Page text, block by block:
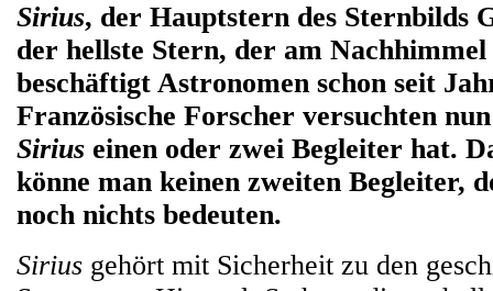
Sirius, der Hauptstern des Sternbilds
der hellste Stern, der am
beschäftigt Astronomen schon seit
Französische Forscher versuchten
Sirius einen oder zwei Begleiter hat.
könne man keinen zweiten Begleiter,
noch nichts bedeuten.
Sirius gehört mit Sicherheit zu den